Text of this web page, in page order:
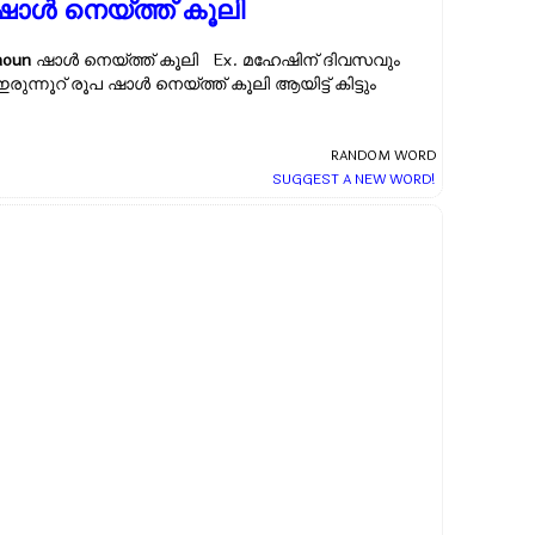
നെയ്ത്ത് കൂലി
ഷാള്‍ നെയ്ത്ത് കൂലി Ex. മഹേഷിന് ദിവസവും
രൂപ ഷാള്‍ നെയ്ത്ത് കൂലി ആയിട്ട് കിട്ടും
RANDOM WORD
SUGGEST A NEW WORD!